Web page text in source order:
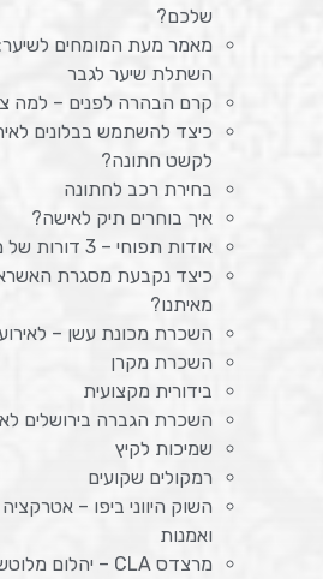
שלכם?
מאמר מעת המומחים
השתלת שיער לגבר
קרם הבהרה לפנים – למה
כיצד להשתמש בבלונים
לקשט חתונה?
בחירת רכב לחתונה
איך בוחרים תיק לאישה?
אודות תפוחי – 3 דורות של משק חקלאי
כיצד נקבעת מסגרת
מאיתנו?
השכרת מכונת עשן –
השכרת מקרן
בידורית מקצועית
השכרת הגברה בירושלים
שמיכות לקיץ
רמקולים שקועים
השוק היווני ביפו –
ואמנות
מרצדס CLA – יהלום מלוטש